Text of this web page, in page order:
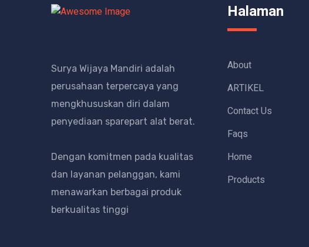
Surya Wijaya Mandiri adalah
perusahaan terpercaya yang
mengkhususkan diri dalam
penyediaan sparepart alat berat.
Dengan komitmen pada kualitas
dan layanan pelanggan, kami
menawarkan berbagai produk
berkualitas tinggi
Halaman
About
ARTIKEL
Contact Us
Faqs
Home
Products